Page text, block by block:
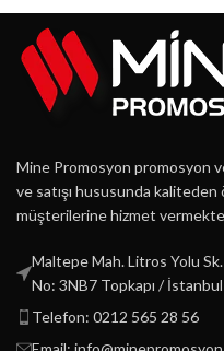
Mine Promosyon promosyon
ve satışı hususunda kaliteden
müşterilerine hizmet
Maltepe Mah. Litros Yolu
No: 3NB7 Topkapı / İstanbul
Telefon: 0212 565 28 56